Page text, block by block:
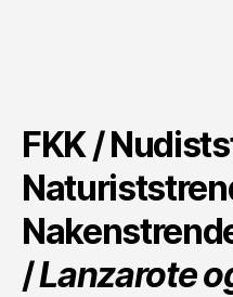
FKK /
/Lanzarote